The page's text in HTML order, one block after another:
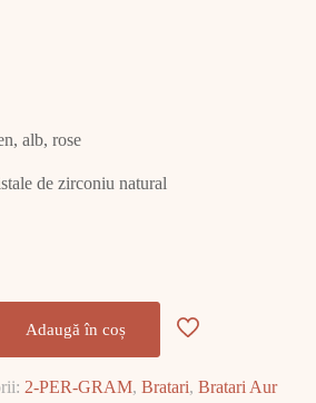
alb, rose
de zirconiu natural
Adaugă în coș
2-PER-GRAM, Bratari, Bratari Aur